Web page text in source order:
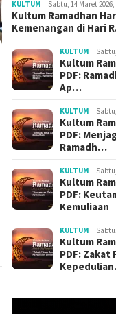
4 Materi Khutbah
Paling Bagus Akhir
Dzulqa’dah
KULTUM Sabtu, 14 Maret 2026,
Kultum Ramadhan
Kemenangan di Hari
KULTUM
Kultum
PDF:
Ap…
KULTUM
Kultum
PDF:
Ramadh…
KULTUM
Kultum
PDF:
Kemuliaan
KULTUM
Kultum
PDF: Zakat